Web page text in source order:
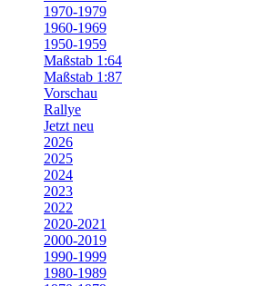
1970-1979
1960-1969
1950-1959
Maßstab 1:64
Maßstab 1:87
Vorschau
Rallye
Jetzt neu
2026
2025
2024
2023
2022
2020-2021
2000-2019
1990-1999
1980-1989